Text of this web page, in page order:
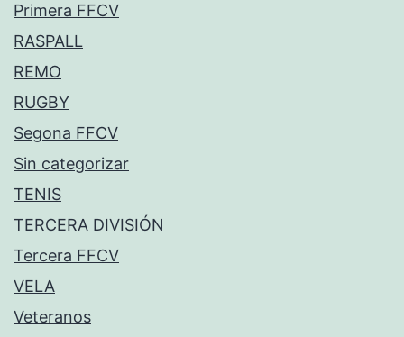
Primera FFCV
RASPALL
REMO
RUGBY
Segona FFCV
Sin categorizar
TENIS
TERCERA DIVISIÓN
Tercera FFCV
VELA
Veteranos